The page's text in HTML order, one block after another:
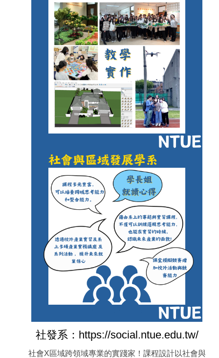
社發系：https://social.ntue.edu.tw/
社會X區域跨領域專業的實踐家！課程設計以社會與